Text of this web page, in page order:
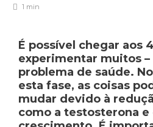
1 min
É possível chegar aos
experimentar muitos –
problema de saúde.
esta fase, as coisas
mudar devido à
como a testosterona